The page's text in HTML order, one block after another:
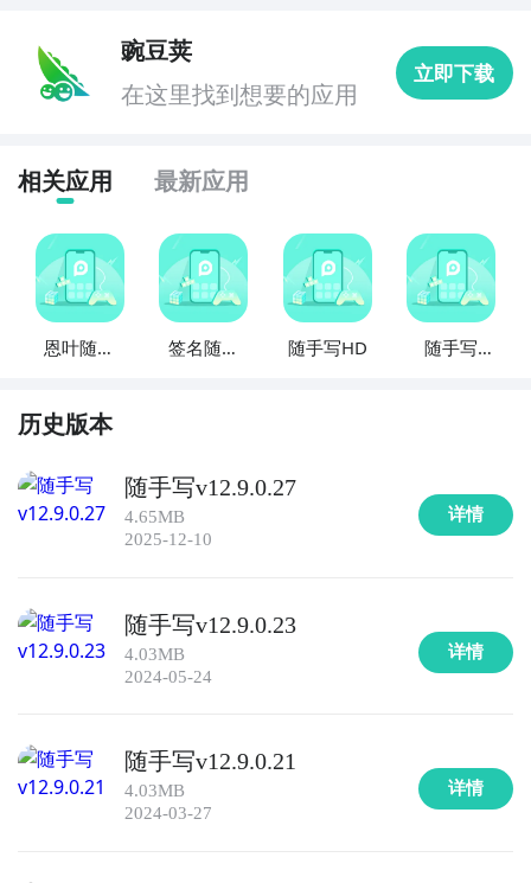
豌豆荚
在这里找到想要的应用
立即下载
相关应用 最新应用
恩叶随手
签名随手
随手写HD
随手写
历史版本
随手写v12.9.0.27
4.65MB
2025-12-10
详情
随手写v12.9.0.23
4.03MB
2024-05-24
详情
随手写v12.9.0.21
4.03MB
2024-03-27
详情